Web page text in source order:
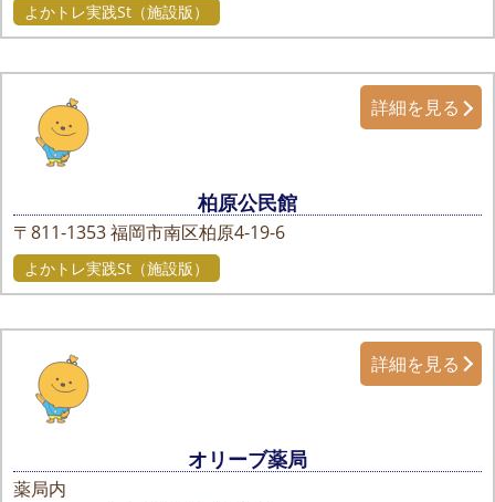
よかトレ実践St（施設版）
柏原公民館
〒811-1353福岡市南区柏原4-19-6
詳細を見る
よかトレ実践St（施設版）
オリーブ薬局
薬局内
詳細を見る